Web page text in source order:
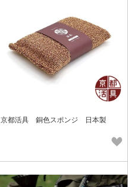
京都活具 銅色スポンジ 日本製